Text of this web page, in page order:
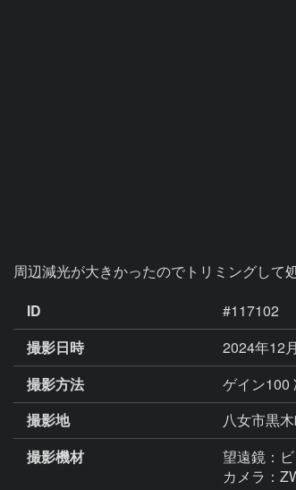
周辺減光が大きかったのでトリミングして
ID
#117102
撮影日時
2024年12
撮影方法
ゲイン100
撮影地
八女市黒
撮影機材
望遠鏡：
カメラ：